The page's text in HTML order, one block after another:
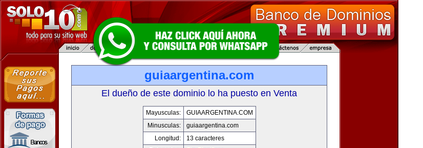
guiaargentina.com
El dueño de este dominio lo ha puesto en Venta
Mayusculas:
GUIAARGENTINA.COM
Minusculas:
guiaargentina.com
Longitud:
13 caracteres